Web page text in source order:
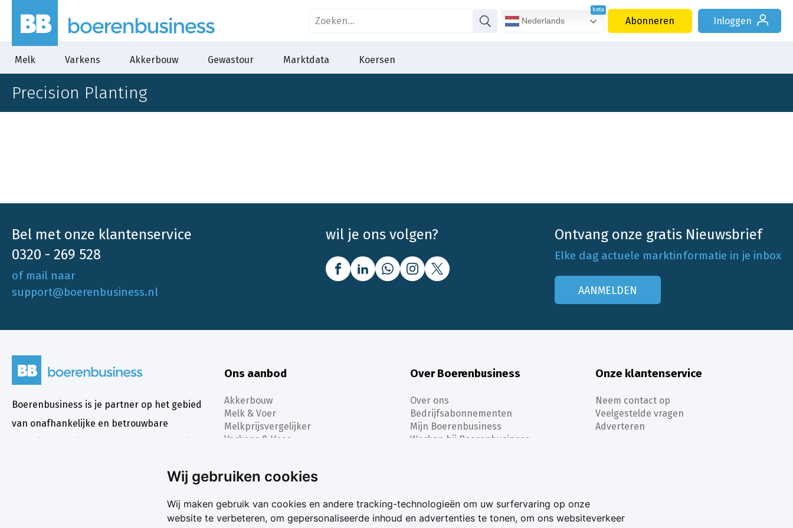
Wij gebruiken cookies
Wij maken gebruik van cookies en andere tracking-technologieën om uw surfervaring op onze
website te verbeteren, om gepersonaliseerde inhoud en advertenties te tonen, om ons websiteverkeer
Nederlands Abonneren Inloggen
Melk Varkens Akkerbouw Gewastour Marktdata Koersen
Precision Planting
Bel met onze klantenservice
0320 - 269 528
of mail naar
support@boerenbusiness.nl
wil je ons volgen? Ontvang onze gratis Nieuwsbrief
Elke dag actuele marktinformatie in je inbox
AANMELDEN
Boerenbusiness is je partner op het gebied
van onafhankelijke en betrouwbare
ondernemers in binnen- en buitenland.
Ons aanbod
Akkerbouw
Melk & Voer
Melkprijsvergelijker
Varkens & Voer
Over Boerenbusiness
Over ons
Bedrijfsabonnementen
Mijn Boerenbusiness
Werken bij Boerenbusiness
Onze klantenservice
Neem contact op
Veelgestelde vragen
Adverteren